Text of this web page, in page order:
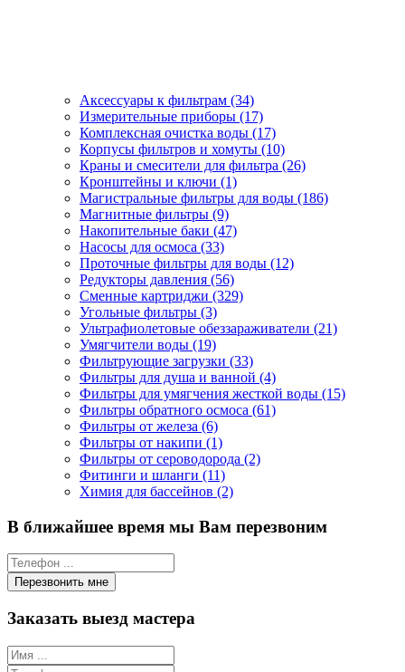
Аксессуары к фильтрам (34)
Измерительные приборы (17)
Комплексная очистка воды (17)
Корпусы фильтров и хомуты (10)
Краны и смесители для фильтра (26)
Кронштейны и ключи (1)
Магистральные фильтры для воды (186)
Магнитные фильтры (9)
Накопительные баки (47)
Насосы для осмоса (33)
Проточные фильтры для воды (12)
Редукторы давления (56)
Сменные картриджи (329)
Угольные фильтры (3)
Ультрафиолетовые обеззараживатели (21)
Умягчители воды (19)
Фильтрующие загрузки (33)
Фильтры для душа и ванной (4)
Фильтры для умягчения жесткой воды (15)
Фильтры обратного осмоса (61)
Фильтры от железа (6)
Фильтры от накипи (1)
Фильтры от сероводорода (2)
Фитинги и шланги (11)
Химия для бассейнов (2)
В ближайшее время мы Вам перезвоним
Заказать выезд мастера